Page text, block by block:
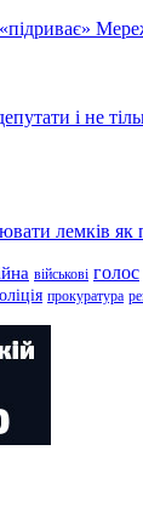
і не
лемків як
військові голос
прокуратура